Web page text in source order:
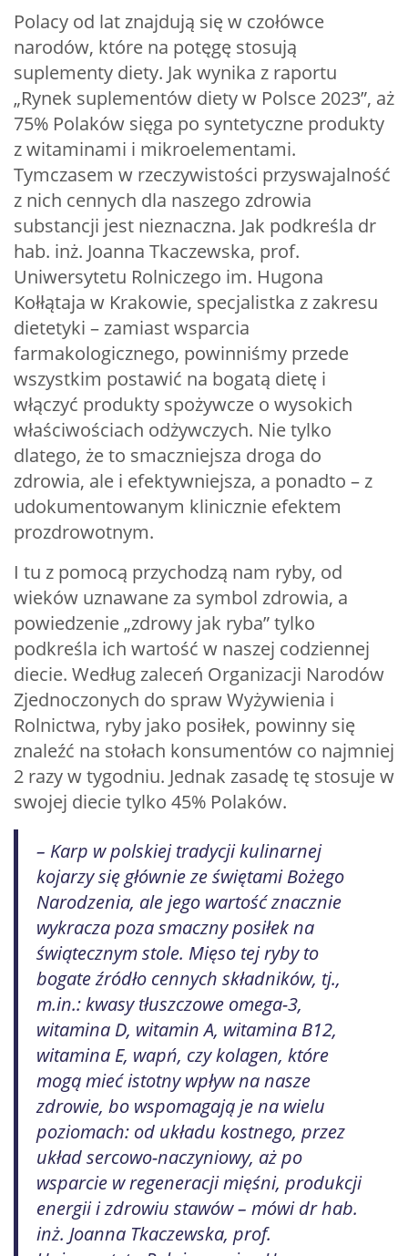
Polacy od lat znajdują się w czołówce
narodów, które na potęgę stosują
suplementy diety. Jak wynika z raportu
„Rynek suplementów diety w Polsce 2023”, aż
75% Polaków sięga po syntetyczne produkty
z witaminami i mikroelementami.
Tymczasem w rzeczywistości przyswajalność
z nich cennych dla naszego zdrowia
substancji jest nieznaczna. Jak podkreśla dr
hab. inż. Joanna Tkaczewska, prof.
Uniwersytetu Rolniczego im. Hugona
Kołłątaja w Krakowie, specjalistka z zakresu
dietetyki – zamiast wsparcia
farmakologicznego, powinniśmy przede
wszystkim postawić na bogatą dietę i
włączyć produkty spożywcze o wysokich
właściwościach odżywczych. Nie tylko
dlatego, że to smaczniejsza droga do
zdrowia, ale i efektywniejsza, a ponadto – z
udokumentowanym klinicznie efektem
prozdrowotnym.
I tu z pomocą przychodzą nam ryby, od
wieków uznawane za symbol zdrowia, a
powiedzenie „zdrowy jak ryba” tylko
podkreśla ich wartość w naszej codziennej
diecie. Według zaleceń Organizacji Narodów
Zjednoczonych do spraw Wyżywienia i
Rolnictwa, ryby jako posiłek, powinny się
znaleźć na stołach konsumentów co najmniej
2 razy w tygodniu. Jednak zasadę tę stosuje w
swojej diecie tylko 45% Polaków.
– Karp w polskiej tradycji kulinarnej
kojarzy się głównie ze świętami Bożego
Narodzenia, ale jego wartość znacznie
wykracza poza smaczny posiłek na
świątecznym stole. Mięso tej ryby to
bogate źródło cennych składników, tj.,
m.in.: kwasy tłuszczowe omega-3,
witamina D, witamin A, witamina B12,
witamina E, wapń, czy kolagen, które
mogą mieć istotny wpływ na nasze
zdrowie, bo wspomagają je na wielu
poziomach: od układu kostnego, przez
układ sercowo-naczyniowy, aż po
wsparcie w regeneracji mięśni, produkcji
energii i zdrowiu stawów – mówi dr hab.
inż. Joanna Tkaczewska, prof.